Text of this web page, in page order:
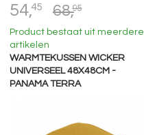
54,45 68,95
Product bestaat uit meerdere
artikelen
WARMTEKUSSEN WICKER
UNIVERSEEL 48X48CM -
PANAMA TERRA